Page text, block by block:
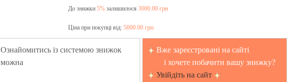
До знижки 5%залишилося 3000.00 грн
Ціна при покупці від: 5000.00 грн.
Ознайомитись із системою знижок
можна
Вже зареєстровані на сайті
і хочете побачити вашу знижку?
Увійдіть на сайт